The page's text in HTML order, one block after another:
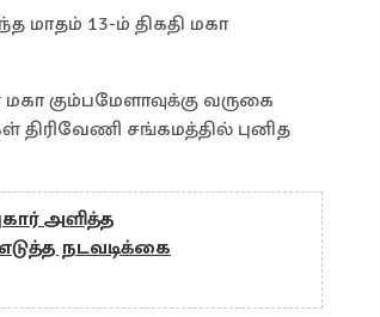
மாதம் 13-ம் திகதி மகா
கும்பமேளாவுக்கு வருகை
திரிவேணி சங்கமத்தில் புனித
அளித்த
நடவடிக்கை